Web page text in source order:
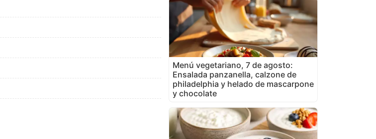
Menú vegetariano, 7 de agosto:
Ensalada panzanella, calzone de
philadelphia y helado de mascarpone
y chocolate